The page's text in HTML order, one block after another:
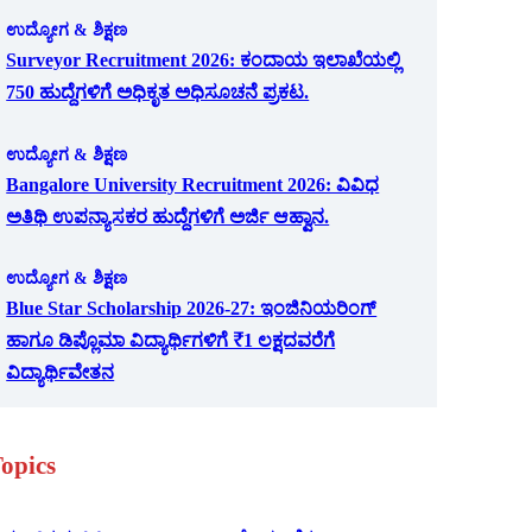
ಉದ್ಯೋಗ & ಶಿಕ್ಷಣ
Surveyor Recruitment 2026: ಕಂದಾಯ ಇಲಾಖೆಯಲ್ಲಿ
750 ಹುದ್ದೆಗಳಿಗೆ ಅಧಿಕೃತ ಅಧಿಸೂಚನೆ ಪ್ರಕಟ.
ಉದ್ಯೋಗ & ಶಿಕ್ಷಣ
Bangalore University Recruitment 2026: ವಿವಿಧ
ಅತಿಥಿ ಉಪನ್ಯಾಸಕರ ಹುದ್ದೆಗಳಿಗೆ ಅರ್ಜಿ ಆಹ್ವಾನ.
ಉದ್ಯೋಗ & ಶಿಕ್ಷಣ
Blue Star Scholarship 2026-27: ಇಂಜಿನಿಯರಿಂಗ್
ಹಾಗೂ ಡಿಪ್ಲೊಮಾ ವಿದ್ಯಾರ್ಥಿಗಳಿಗೆ ₹1 ಲಕ್ಷದವರೆಗೆ
ವಿದ್ಯಾರ್ಥಿವೇತನ